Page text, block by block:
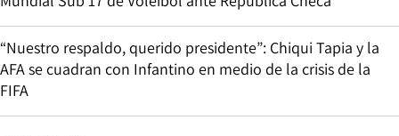
“Nuestro respaldo, querido presidente”: Chiqui Tapia y la
AFA se cuadran con Infantino en medio de la crisis de la
FIFA